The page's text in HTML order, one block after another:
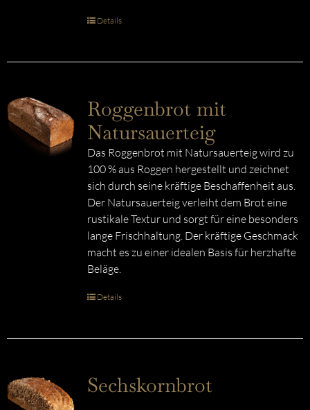
Details
Roggenbrot mit
Natursauerteig
Das Roggenbrot mit Natursauerteig wird zu
100 % aus Roggen hergestellt und zeichnet
sich durch seine kräftige Beschaffenheit aus.
Der Natursauerteig verleiht dem Brot eine
rustikale Textur und sorgt für eine besonders
lange Frischhaltung. Der kräftige Geschmack
macht es zu einer idealen Basis für herzhafte
Beläge.
Details
Sechskornbrot